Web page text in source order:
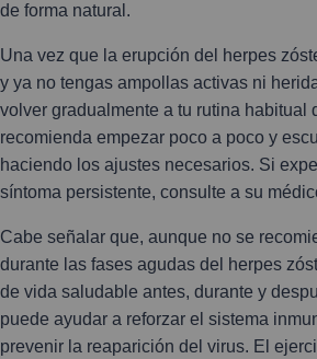
de forma natural.
Una vez que la erupción del herpes
y ya no tengas ampollas activas ni
volver gradualmente a tu rutina habitual
recomienda empezar poco a poco y
haciendo los ajustes necesarios. Si
síntoma persistente, consulte a su
Cabe señalar que, aunque no se
durante las fases agudas del herpes
de vida saludable antes, durante y
puede ayudar a reforzar el sistema
prevenir la reaparición del virus. El